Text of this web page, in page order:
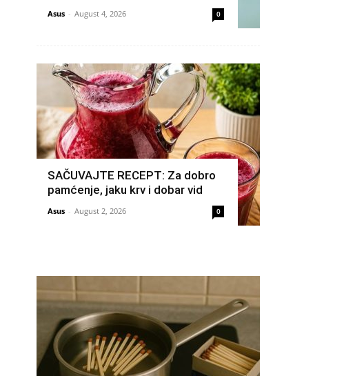
Asus - August 4, 2026 0
SAČUVAJTE RECEPT: Za dobro
pamćenje, jaku krv i dobar vid
Asus - August 2, 2026 0